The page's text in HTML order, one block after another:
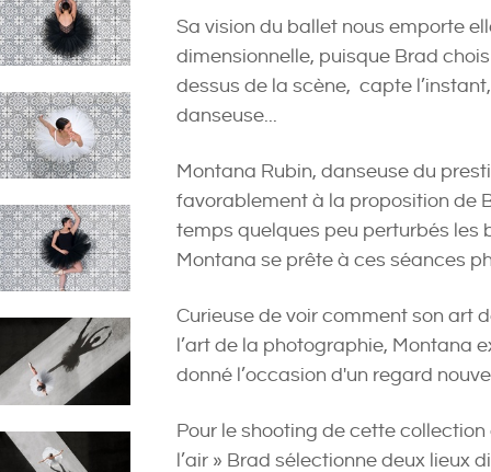
Sa vision du ballet nous emporte
dimensionnelle, puisque Brad
dessus de la scène, capte
danseuse...
Montana Rubin, danseuse du
favorablement à la proposition de
temps quelques peu perturbés les
Montana se prête à ces séances
Curieuse de voir comment son art
l’art de la photographie, Montana
donné l’occasion d'un regard
Pour le shooting de cette
l’air » Brad sélectionne deux lieux